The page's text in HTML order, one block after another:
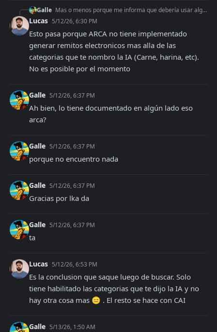
Galle Mas o menos porque me informa que debería usar alguno de los tipos de mercadería y en este caso no entra en ninguna categoría y se acostumbra a generar un remit
Lucas 5/12/26, 6:30 PM
Esto pasa porque ARCA no tiene implementado
generar remitos electronicos mas alla de las
categorias que te nombro la IA (Carne, harina, etc).
No es posible por el momento
Galle 5/12/26, 6:37 PM
Ah bien, lo tiene documentado en algún lado eso
arca?
Galle 5/12/26, 6:37 PM
porque no encuentro nada
Galle 5/12/26, 6:37 PM
Gracias por lka da
Galle 5/12/26, 6:37 PM
ta
Lucas 5/12/26, 6:53 PM
Es la conclusion que saque luego de buscar. Solo
tiene habilitado las categorias que te dijo la IA y no
hay otra cosa mas 😑 . El resto se hace con CAI
Galle 5/13/26, 1:50 AM